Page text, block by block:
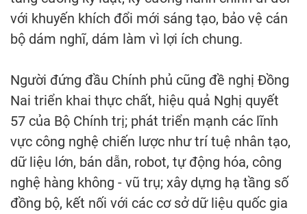
với khuyến khích đổi mới sáng tạo, bảo vệ cán
bộ dám nghĩ, dám làm vì lợi ích chung.
Người đứng đầu Chính phủ cũng đề nghị Đồng
Nai triển khai thực chất, hiệu quả Nghị quyết
57 của Bộ Chính trị; phát triển mạnh các lĩnh
vực công nghệ chiến lược như trí tuệ nhân tạo,
dữ liệu lớn, bán dẫn, robot, tự động hóa, công
nghệ hàng không - vũ trụ; xây dựng hạ tầng số
đồng bộ, kết nối với các cơ sở dữ liệu quốc gia